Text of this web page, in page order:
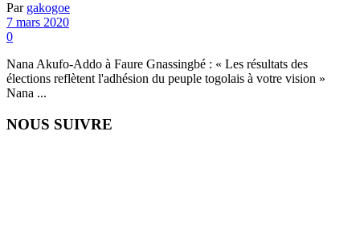
Par gakogoe
7 mars 2020
0
Nana Akufo-Addo à Faure Gnassingbé : « Les résultats des
élections reflètent l'adhésion du peuple togolais à votre vision »
Nana ...
NOUS SUIVRE